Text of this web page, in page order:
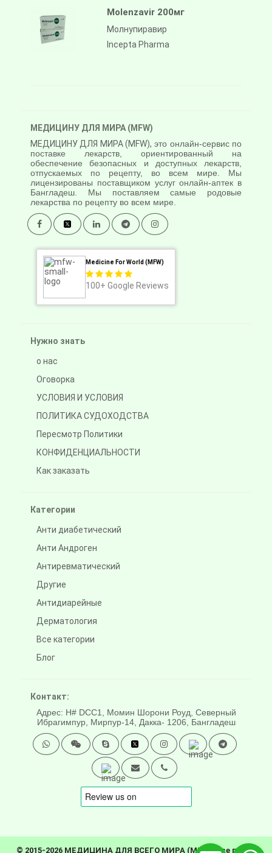
Molenzavir 200мг
Молнупиравир
Incepta Pharma
МЕДИЦИНУ ДЛЯ МИРА (MFW)
МЕДИЦИНУ ДЛЯ МИРА (MFW), это онлайн-сервис по
поставке лекарств, ориентированный на
обеспечение безопасных и доступных лекарств,
отпускаемых по рецепту, во всем мире. Мы
лицензированы поставщиком услуг онлайн-аптек в
Бангладеш. Мы поставляем самые родовые
лекарства по рецепту во всем мире.
Medicine For World (MFW)
100+ Google Reviews
Нужно знать
о нас
Оговорка
УСЛОВИЯ И УСЛОВИЯ
ПОЛИТИКА СУДОХОДСТВА
Пересмотр Политики
КОНФИДЕНЦИАЛЬНОСТИ
Как заказать
Категории
Анти диабетический
Анти Андроген
Антиревматический
Другие
Антидиарейные
Дерматология
Все категории
Блог
Контакт:
Адрес: H# DCC1, Момин Шорони Роуд, Северный
Ибрагимпур, Мирпур-14, Дакка- 1206, Бангладеш
© 2015-2026 МЕДИЦИНА ДЛЯ ВСЕГО МИРА (MFW). Все права